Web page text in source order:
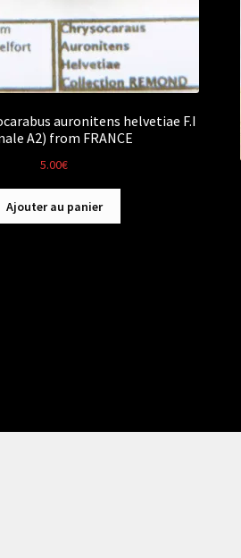
auronitens helvetiae F.I
A2) from FRANCE
5.00€
Ajouter au panier